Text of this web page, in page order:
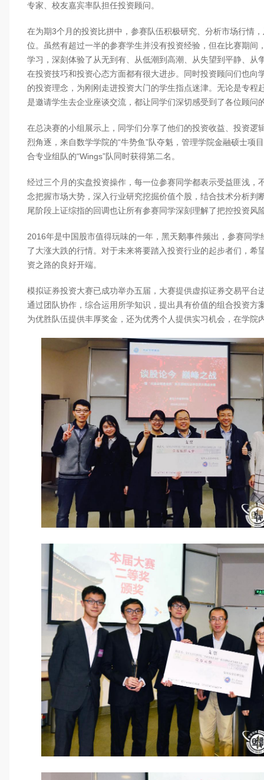
专家、校友嘉宾率队担任投资顾问。
在为期3个月的投资比拼中，参赛队伍积极研究、分析市场行情
位。虽然有超过一半的参赛学生并没有投资经验，但在比赛期间
学习，深刻体验了从无到有、从低潮到高潮、从失望到平静、从
在投资技巧和投资心态方面都有很大进步。同时投资顾问们也向
的投资理念，为刚刚走进投资大门的学生指点迷津。无论是专程
是邀请学生去企业座谈交流，都让同学们深切感受到了各位顾问
在总决赛的小组展示上，同学们分享了他们的投资收益、投资逻
烈角逐，来自数学学院的“牛势鱼”队夺魁，管理学院金融硕士项
合专业组队的“Wings”队同时获得第二名。
经过三个月的实盘投资操作，每一位参赛同学都表示受益匪浅，
念把握市场大势，深入行业研究挖掘价值个股，结合技术分析判
尾阶段上证综指的回调也让所有参赛同学深刻理解了把控投资风
2016年是中国股市值得玩味的一年，黑天鹅事件频出，参赛同学
了大涨大跌的行情。对于未来将要踏入投资行业的起步者们，希
资之路的良好开端。
模拟证券投资大赛已成功举办五届，大赛提供虚拟证券交易平台
通过团队协作，综合运用所学知识，提出具有价值的组合投资方
为优胜队伍提供丰厚奖金，还为优秀个人提供实习机会，在学院